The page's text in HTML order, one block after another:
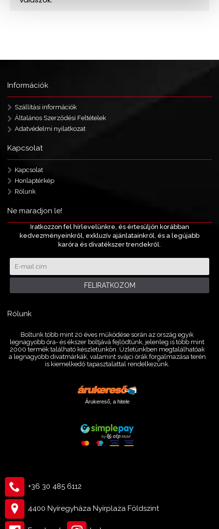
Információk
Szállítási információk
Általános Szerződési Feltételek
Adatvédelmi nyilatkozat
Kapcsolat
Kapcsolat
Honlaptérkép
Rólunk
Ne maradjon le!
Iratkozzon fel hírlevelünkre, és értesüljön korábban
kedvezményeinkről, exkluzív ajánlatainkról, és a legújabb
karóra és divatékszer trendekről.
FELIRATKOZOM
Rólunk
Boltunk több mint 20 éves működése során az ország egyik
legnagyobb óra- és ékszer boltjává fejlődtünk, jelenleg is több mint
2000 termék található készletünkön. Üzletünkben megtalálhatóak
a legnagyobb divatmárkák, valamint svájci órák forgalmazása terén
is kiemelkedő tapasztalattal rendelkezünk.
Árukereső, a hitele
+36 30 485 6112
4400 Nyíregyháza Nyírplaza Földszint